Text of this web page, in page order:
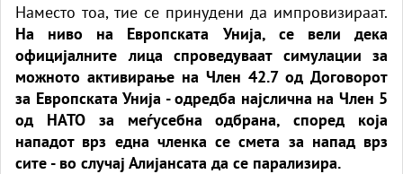
Наместо тоа, тие се принудени да импровизираат.
На ниво на Европската Унија, се вели дека
официјалните лица спроведуваат симулации за
можното активирање на Член 42.7 од Договорот
за Европската Унија - одредба најслична на Член 5
од НАТО за меѓусебна одбрана, според која
нападот врз една членка се смета за напад врз
сите - во случај Алијансата да се парализира.